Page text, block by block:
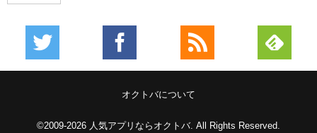
オクトバについて
©2009-2026 人気アプリならオクトバ. All Rights Reserved.